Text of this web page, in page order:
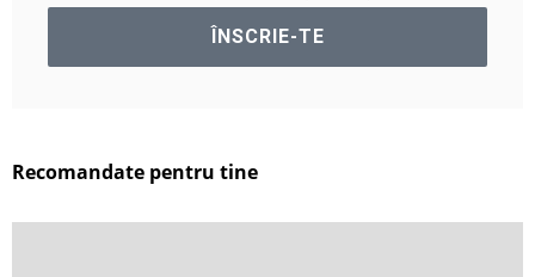
Recomandate pentru tine